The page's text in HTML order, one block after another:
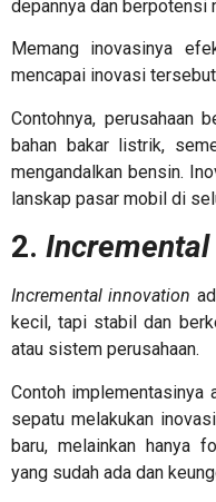
depannya dan berpotensi
Memang inovasinya
mencapai inovasi
Contohnya, perusahaan
bahan bakar listrik,
mengandalkan bensin.
lanskap pasar mobil di
2.
Incremental innovation
kecil, tapi stabil dan
atau sistem perusahaan.
Contoh implementasinya
sepatu melakukan
baru, melainkan hanya
yang sudah ada dan